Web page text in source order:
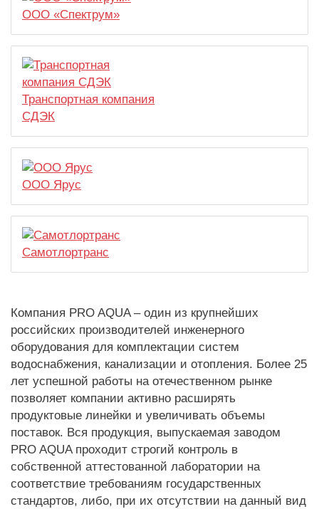
ООО «Спектрум»
Транспортная компания
СДЭК
ООО Ярус
Самотлортранс
Компания PRO AQUA – один из крупнейших
российских производителей инженерного
оборудования для комплектации систем
водоснабжения, канализации и отопления. Более 25
лет успешной работы на отечественном рынке
позволяет компании активно расширять
продуктовые линейки и увеличивать объемы
поставок. Вся продукция, выпускаемая заводом
PRO AQUA проходит строгий контроль в
собственной аттестованной лаборатории на
соответствие требованиям государственных
стандартов, либо, при их отсутствии на данный вид